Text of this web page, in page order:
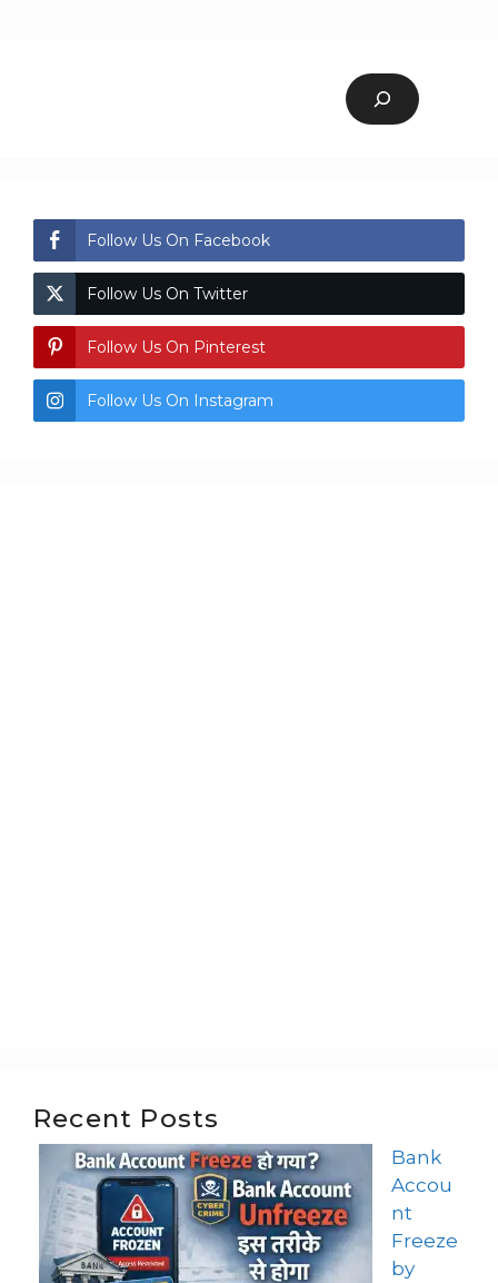
Follow Us On Facebook
Follow Us On Twitter
Follow Us On Pinterest
Follow Us On Instagram
Recent Posts
Bank
Accou
nt
Freeze
by